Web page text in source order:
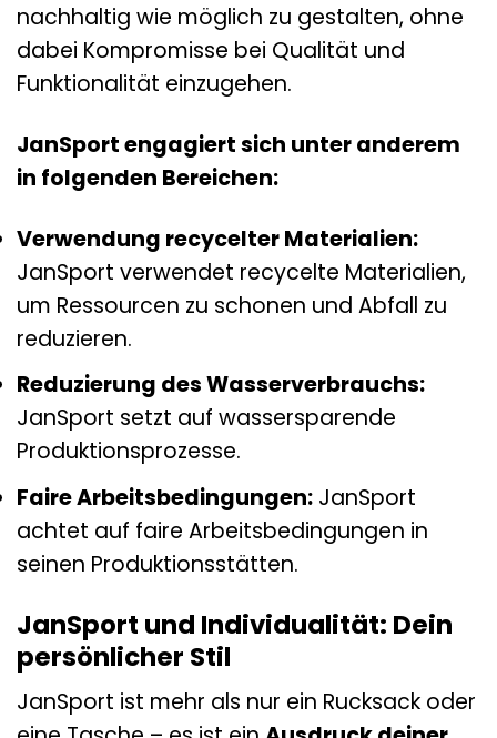
nachhaltig wie möglich zu gestalten, ohne
dabei Kompromisse bei Qualität und
Funktionalität einzugehen.
JanSport engagiert sich unter anderem
in folgenden Bereichen:
Verwendung recycelter Materialien:
JanSport verwendet recycelte Materialien,
um Ressourcen zu schonen und Abfall zu
reduzieren.
Reduzierung des Wasserverbrauchs:
JanSport setzt auf wassersparende
Produktionsprozesse.
Faire Arbeitsbedingungen: JanSport
achtet auf faire Arbeitsbedingungen in
seinen Produktionsstätten.
JanSport und Individualität: Dein
persönlicher Stil
JanSport ist mehr als nur ein Rucksack oder